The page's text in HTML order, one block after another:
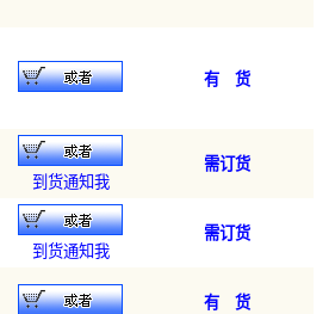
有 货
到货通知我
需订货
到货通知我
需订货
有 货